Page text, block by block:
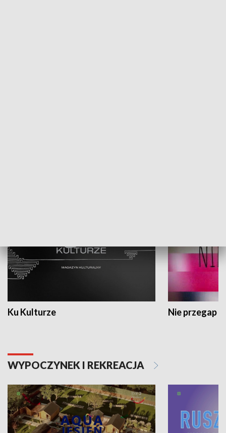
Ku Kulturze Nie przegap
WYPOCZYNEK I REKREACJA